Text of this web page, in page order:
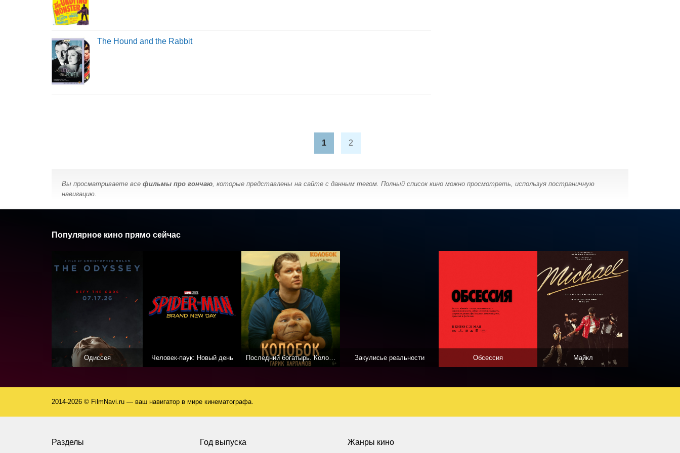
The Hound and the Rabbit
1 2
Вы просматриваете все фильмы про гончаю, которые представлены на сайте с данным тегом. Полный список кино можно просмотреть, используя постраничную
навигацию.
Популярное кино прямо сейчас
Одиссея Человек-паук: Новый день Последний богатырь. Колобок Закулисье реальности Обсессия Майкл
2014-2026 © FilmNavi.ru — ваш навигатор в мире кинематографа.
Разделы Год выпуска Жанры кино